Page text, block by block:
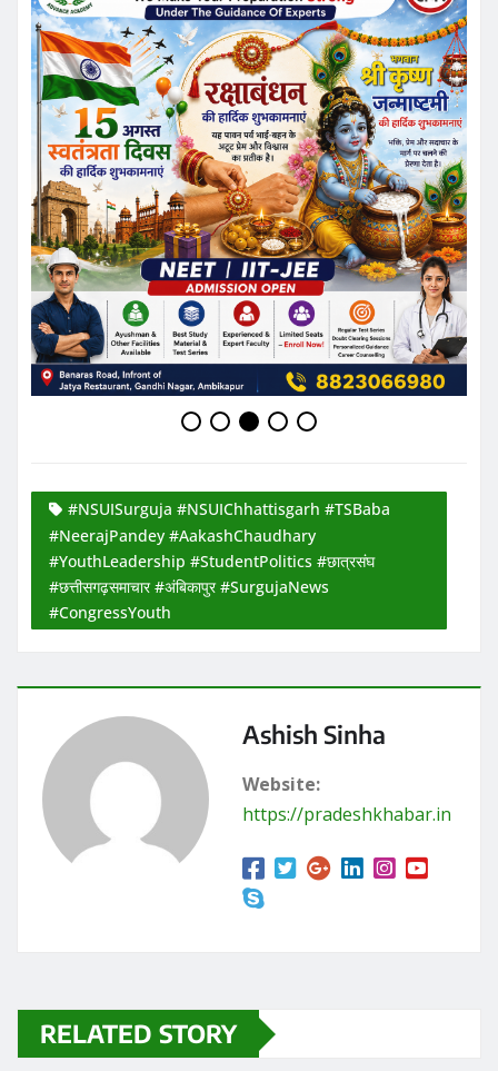
#NSUISurguja #NSUIChhattisgarh #TSBaba
#NeerajPandey #AakashChaudhary
#YouthLeadership #StudentPolitics #छात्रसंघ
#छत्तीसगढ़समाचार #अंबिकापुर #SurgujaNews
#CongressYouth
Ashish Sinha
Website:
https://pradeshkhabar.in
RELATED STORY